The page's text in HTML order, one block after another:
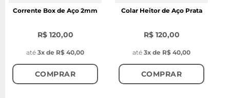
Corrente Box de Aço 2mm
R$ 120,00
até 3x de R$ 40,00
COMPRAR
Colar Heitor de Aço Prata
R$ 120,00
até 3x de R$ 40,00
COMPRAR